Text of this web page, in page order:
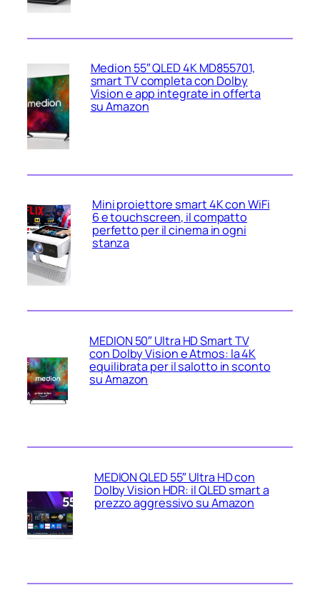
Medion 55″ QLED 4K MD855701,
smart TV completa con Dolby
Vision e app integrate in offerta
su Amazon
Mini proiettore smart 4K con WiFi
6 e touchscreen, il compatto
perfetto per il cinema in ogni
stanza
MEDION 50″ Ultra HD Smart TV
con Dolby Vision e Atmos: la 4K
equilibrata per il salotto in sconto
su Amazon
MEDION QLED 55″ Ultra HD con
Dolby Vision HDR: il QLED smart a
prezzo aggressivo su Amazon